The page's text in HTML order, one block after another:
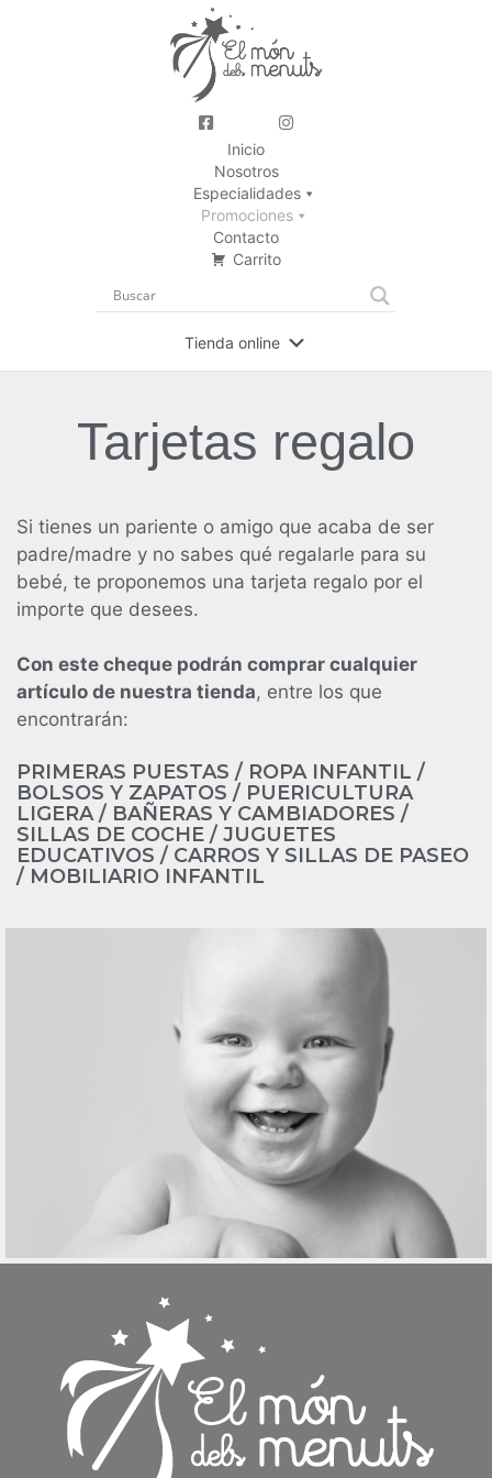
Inicio
Nosotros
Especialidades
Promociones
Contacto
Carrito
Tienda online
Tarjetas regalo
Si tienes un pariente o amigo que acaba de ser
padre/madre y no sabes qué regalarle para su
bebé, te proponemos una tarjeta regalo por el
importe que desees.
Con este cheque podrán comprar cualquier
artículo de nuestra tienda, entre los que
encontrarán:
PRIMERAS PUESTAS / ROPA INFANTIL /
BOLSOS Y ZAPATOS / PUERICULTURA
LIGERA / BAÑERAS Y CAMBIADORES /
SILLAS DE COCHE / JUGUETES
EDUCATIVOS / CARROS Y SILLAS DE PASEO
/ MOBILIARIO INFANTIL